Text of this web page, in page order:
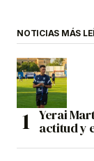
NOTICIAS MÁS
Yerai
actitud y